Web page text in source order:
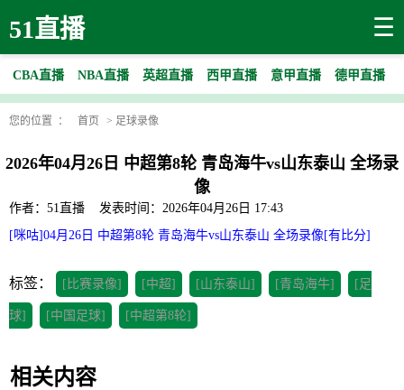
51直播 ☰
CBA直播 NBA直播 英超直播 西甲直播 意甲直播 德甲直播
您的位置 ： 首页 > 足球录像
2026年04月26日 中超第8轮 青岛海牛vs山东泰山 全场录
像
作者：51直播
发表时间：2026年04月26日 17:43
[咪咕]04月26日 中超第8轮 青岛海牛vs山东泰山 全场录像[有比分]
标签： [比赛录像] [中超] [山东泰山] [青岛海牛] [足
球] [中国足球] [中超第8轮]
相关内容